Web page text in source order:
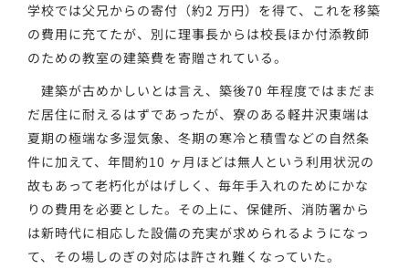
学校では父兄からの寄付（約2 万円）を得て、これを移築
の費用に充てたが、別に理事長からは校長ほか付添教師
のための教室の建築費を寄贈されている。
建築が古めかしいとは言え、築後70 年程度ではまだま
だ居住に耐えるはずであったが、寮のある軽井沢東端は
夏期の極端な多湿気象、冬期の寒冷と積雪などの自然条
件に加えて、年間約10 ヶ月ほどは無人という利用状況の
故もあって老朽化がはげしく、毎年手入れのためにかな
りの費用を必要とした。その上に、保健所、消防署から
は新時代に相応した設備の充実が求められるようになっ
て、その場しのぎの対応は許され難くなっていた。